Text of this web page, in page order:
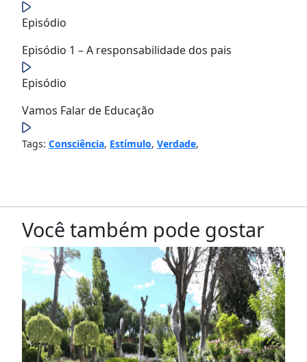
Episódio
Episódio 1 – A responsabilidade dos pais
Episódio
Vamos Falar de Educação
Tags: Consciência, Estímulo, Verdade,
Você também pode gostar